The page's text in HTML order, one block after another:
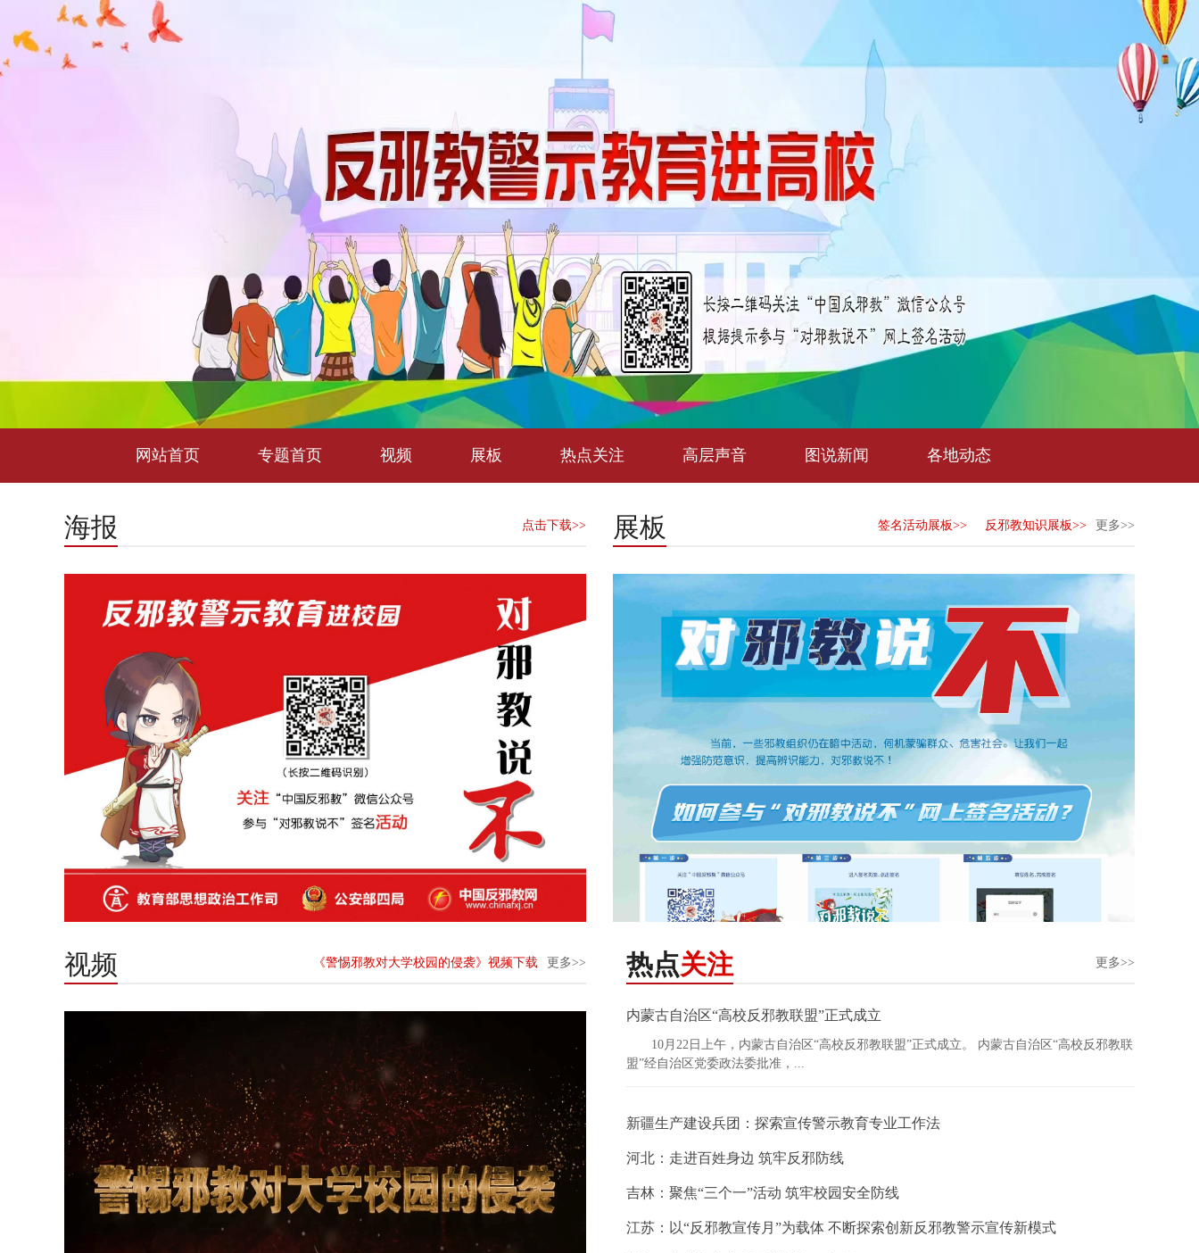
网站首页 专题首页 视频 展板 热点关注 高层声音 图说新闻 各地动态
海报 点击下载>> 展板 更多>>
反邪教知识展板>>
签名活动展板>>
视频 更多>>
《警惕邪教对大学校园的侵袭》视频下载 热点关注 更多>>
内蒙古自治区“高校反邪教联盟”正式成立
10月22日上午，内蒙古自治区“高校反邪教联盟”正式成立。 内蒙古自治区“高校反邪教联
盟”经自治区党委政法委批准，...
新疆生产建设兵团：探索宣传警示教育专业工作法
河北：走进百姓身边 筑牢反邪防线
吉林：聚焦“三个一”活动 筑牢校园安全防线
江苏：以“反邪教宣传月”为载体 不断探索创新反邪教警示宣传新模式